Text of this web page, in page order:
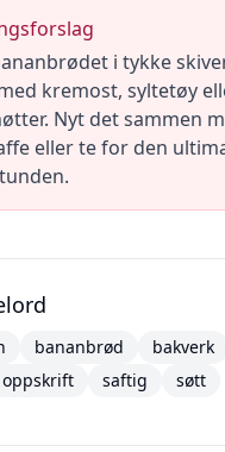
i tykke
kremost, syltetøy
Nyt det sammen
eller te for den
bananbrød
bakverk
saftig søtt